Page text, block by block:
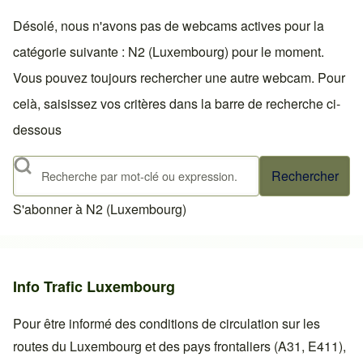
Désolé, nous n'avons pas de webcams actives pour la
catégorie suivante : N2 (Luxembourg) pour le moment.
Vous pouvez toujours rechercher une autre webcam. Pour
celà, saisissez vos critères dans la barre de recherche ci-
dessous
Rechercher
S'abonner à N2 (Luxembourg)
Info Trafic Luxembourg
Pour être informé des conditions de circulation sur les
routes du Luxembourg et des pays frontaliers (A31, E411),